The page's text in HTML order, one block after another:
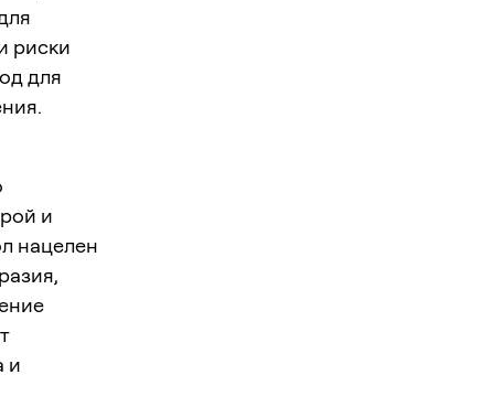
риски
для
и
нацелен
и